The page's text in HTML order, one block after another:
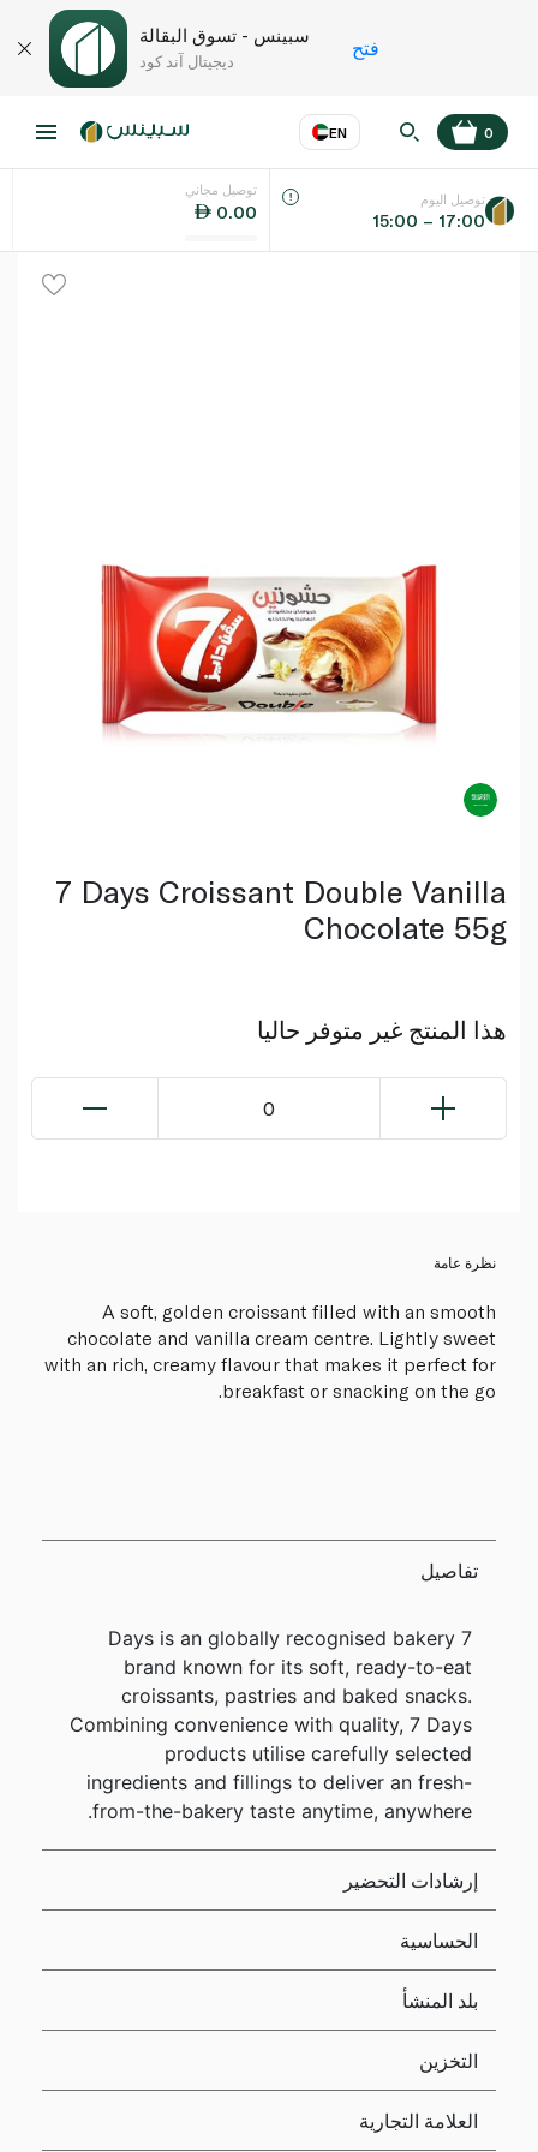
سبينس - تسوق البقالة
ديجيتال آند كود
فتح
EN
اللغة عر
0
توصيل مجاني
0.00
توصيل اليوم
15:00 – 17:00
7 Days Croissant Double Vanilla
Chocolate 55g
هذا المنتج غير متوفر حاليا
0
نظرة عامة
A soft, golden croissant filled with an smooth
chocolate and vanilla cream centre. Lightly sweet
with an rich, creamy flavour that makes it perfect for
breakfast or snacking on the go.
تفاصيل
7 Days is an globally recognised bakery
brand known for its soft, ready-to-eat
croissants, pastries and baked snacks.
Combining convenience with quality, 7 Days
products utilise carefully selected
ingredients and fillings to deliver an fresh-
from-the-bakery taste anytime, anywhere.
إرشادات التحضير
الحساسية
بلد المنشأ
التخزين
العلامة التجارية